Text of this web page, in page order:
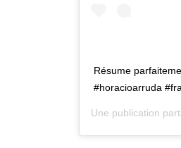
Résume
#horacioarruda
Une publication